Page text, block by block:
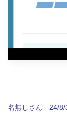
名無しさん 24/8/